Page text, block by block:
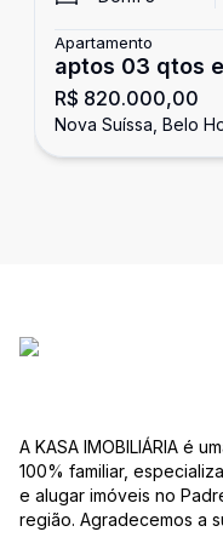
Apartamento
aptos 03
R$ 820.000,00
Nova Suíssa, Belo
A KASA IMOBILIÁRIA é
100% familiar,
e alugar imóveis no
região. Agradecemos a